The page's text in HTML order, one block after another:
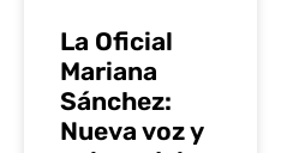
La Oficial
Mariana
Sánchez:
Nueva voz y